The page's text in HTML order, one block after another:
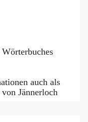
auch als
Jännerloch